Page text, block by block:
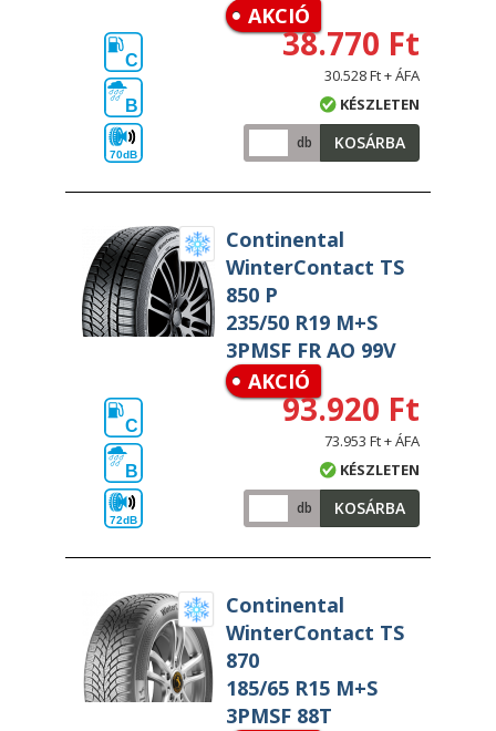
AKCIÓ
C
B
70dB
38.770 Ft
30.528 Ft + ÁFA
KÉSZLETEN
db KOSÁRBA
Continental
WinterContact TS
850 P
235/50 R19 M+S
3PMSF FR AO 99V
AKCIÓ
C
B
72dB
93.920 Ft
73.953 Ft + ÁFA
KÉSZLETEN
db KOSÁRBA
Continental
WinterContact TS
870
185/65 R15 M+S
3PMSF 88T